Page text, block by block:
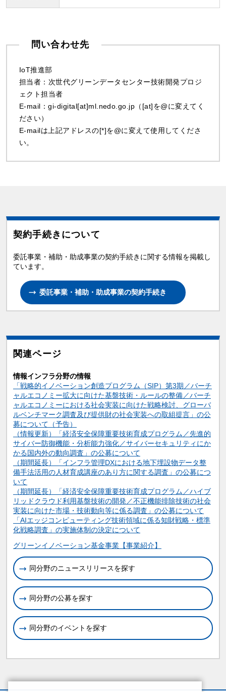
問い合わせ先
IoT推進部
担当者：次世代グリーンデータセンター技術開発プロジ
ェクト担当者
E-mail：gi-digital[at]ml.nedo.go.jp（[at]を@に変えてく
ださい）
E-mailは上記アドレスの[*]を@に変えて使用してくださ
い。
契約手続きについて
委託事業・補助・助成事業の契約手続きに関する情報を掲載し
ています。
委託事業・補助・助成事業の契約手続き
関連ページ
情報インフラ分野の情報
「戦略的イノベーション創造プログラム（SIP）第3期／バーチ
ャルエコノミー拡大に向けた基盤技術・ルールの整備／バーチ
ャルエコノミーにおける社会実装に向けた戦略検討、グローバ
ルベンチマーク調査及び提供財の社会実装への取組提言」の公
募について（予告）
（情報更新）「経済安全保障重要技術育成プログラム／先進的
サイバー防御機能・分析能力強化／サイバーセキュリティにか
かる国内外の動向調査」の公募について
（期間延長）「インフラ管理DXにおける地下埋設物データ整
備手法活用の人材育成講座のあり方に関する調査」の公募につ
いて
（期間延長）「経済安全保障重要技術育成プログラム／ハイブ
リッドクラウド利用基盤技術の開発／不正機能排除技術の社会
実装に向けた市場・技術動向等に係る調査」の公募について
「AIエッジコンピューティング技術領域に係る知財戦略・標準
化戦略調査」の実施体制の決定について
関連情報
グリーンイノベーション基金事業【事業紹介】
同分野のニュースリリースを探す
同分野の公募を探す
同分野のイベントを探す